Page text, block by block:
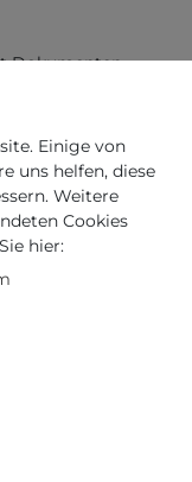
Dokumenten
40,00 / 1,57
Einige von
uns helfen, diese
Weitere
Cookies
hier: